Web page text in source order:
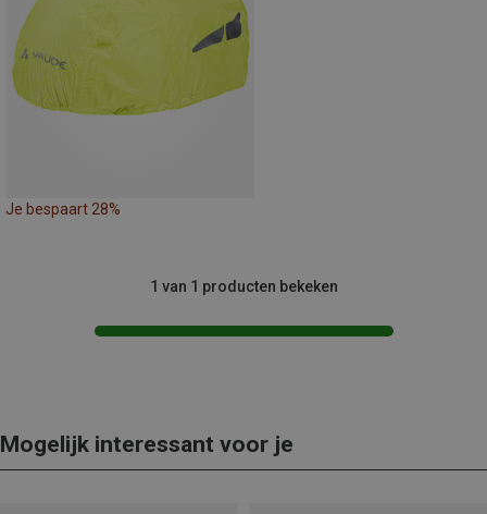
Je bespaart 28%
1 van 1 producten bekeken
Mogelijk interessant voor je